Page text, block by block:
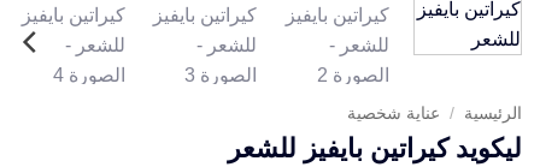
الرئيسية / عناية شخصية
ليكويد كيراتين بايفيز للشعر